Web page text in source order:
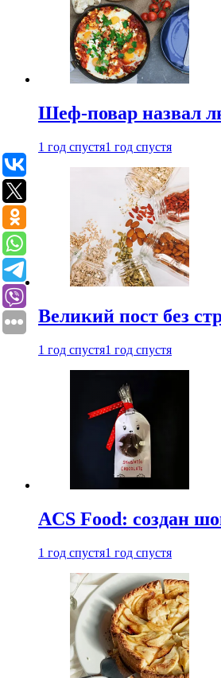
Шеф-повар назвал
1 год спустя1 год спустя
Великий пост без
1 год спустя1 год спустя
ACS Food: создан
1 год спустя1 год спустя